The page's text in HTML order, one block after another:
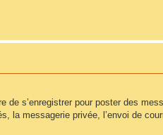
s’enregistrer pour poster des
messagerie privée, l’envoi de